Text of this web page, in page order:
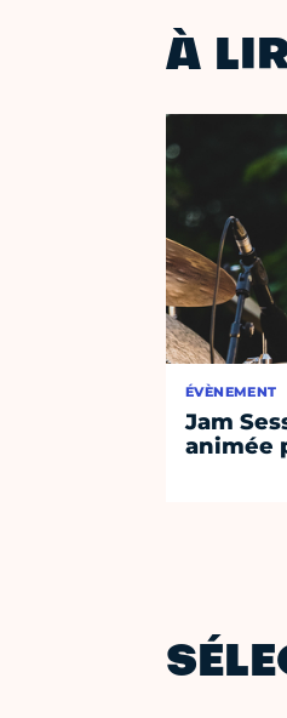
À
ÉVÈNEMENT
Jam
animée